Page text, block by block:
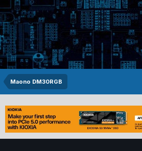
Maono DM30RGB